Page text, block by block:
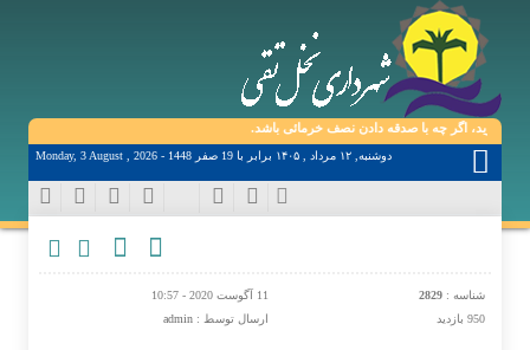
اگر چه با صدقه دادن نصف خرمائی باشد.
دوشنبه, ۱۲ مرداد , ۱۴۰۵ برابر با 19 صفر 1448 - Monday, 3 August , 2026
شناسه : 2829
11 آگوست 2020 - 10:57
950 بازدید
ارسال توسط :admin